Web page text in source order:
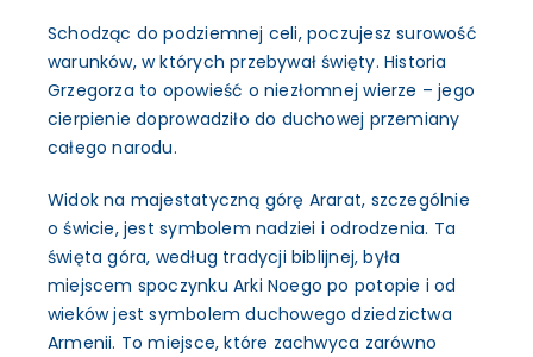
Schodząc do podziemnej celi, poczujesz surowość
warunków, w których przebywał święty. Historia
Grzegorza to opowieść o niezłomnej wierze – jego
cierpienie doprowadziło do duchowej przemiany
całego narodu.
Widok na majestatyczną górę Ararat, szczególnie
o świcie, jest symbolem nadziei i odrodzenia. Ta
święta góra, według tradycji biblijnej, była
miejscem spoczynku Arki Noego po potopie i od
wieków jest symbolem duchowego dziedzictwa
Armenii. To miejsce, które zachwyca zarówno